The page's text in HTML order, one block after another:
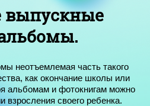
выпускные
неотъемлемая часть такого
как окончание школы или
альбомам и фотокнигам можно
взросления своего ребенка.